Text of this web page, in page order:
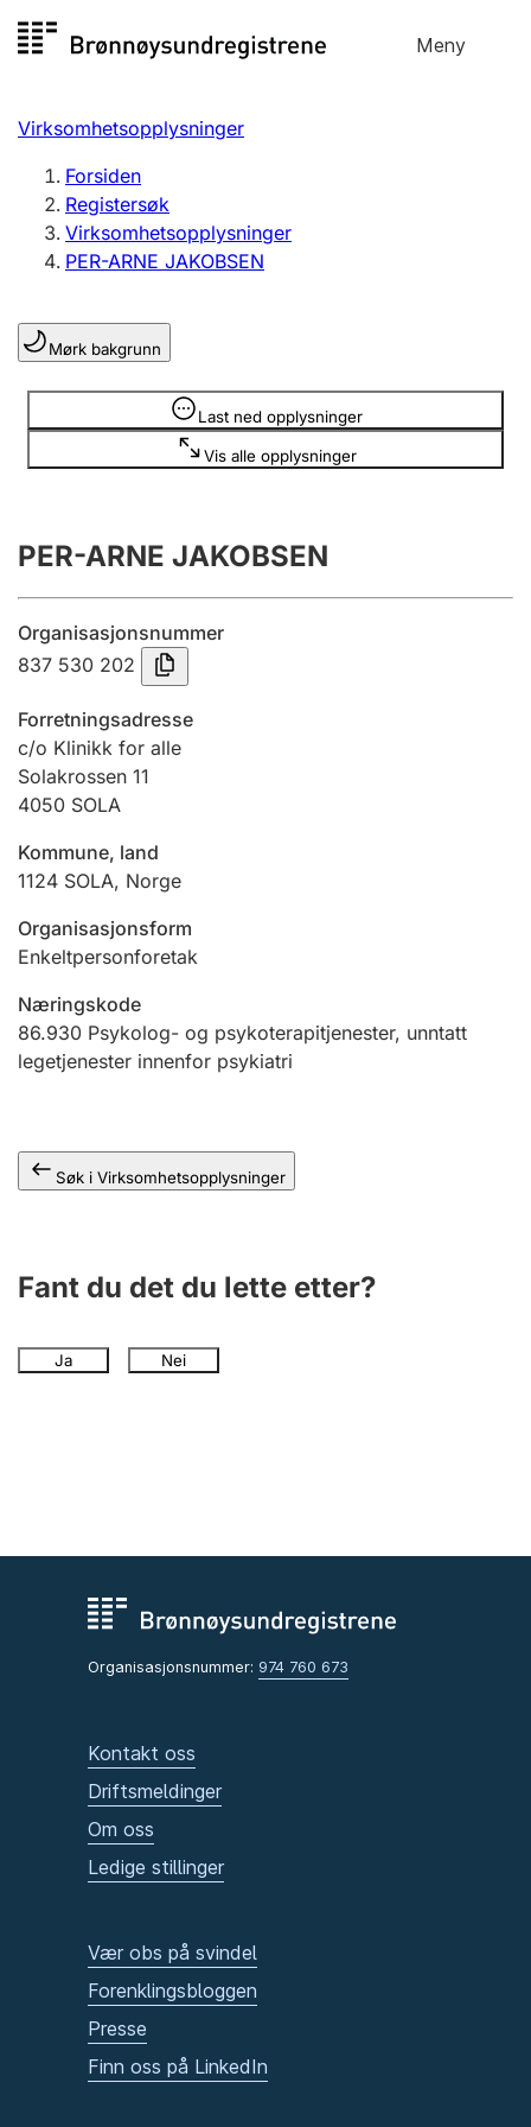
til
Meny
Registersøk
Aksjeselskap
Enkeltpersonforetak
Registrere, endre, slette
Lag og forening
Registrere, endre, slette
Innsending og forsinkelsesgebyr
Jeger
Betaling og jegeravgiftskort
Ektepaktveileder
Andre tema
Virksomhetsopplysninger
Forsiden
Registersøk
Virksomhetsopplysninger
PER-ARNE JAKOBSEN
Mørk bakgrunn
Last ned opplysninger
Vis alle opplysninger
Opplysninger er skjult
PER-ARNE JAKOBSEN
Organisasjonsnummer
837 530 202
Forretningsadresse
c/o Klinikk for alle
Solakrossen 11
4050 SOLA
Kommune, land
1124 SOLA, Norge
Organisasjonsform
Enkeltpersonforetak
Næringskode
86.930 Psykolog- og psykoterapitjenester, unntatt
legetjenester innenfor psykiatri
Søk i Virksomhetsopplysninger
Fant du det du lette etter?
Ja Nei
Organisasjonsnummer: 974 760 673
Kontakt oss
Driftsmeldinger
Om oss
Ledige stillinger
Vær obs på svindel
Forenklingsbloggen
Presse
Finn oss på LinkedIn